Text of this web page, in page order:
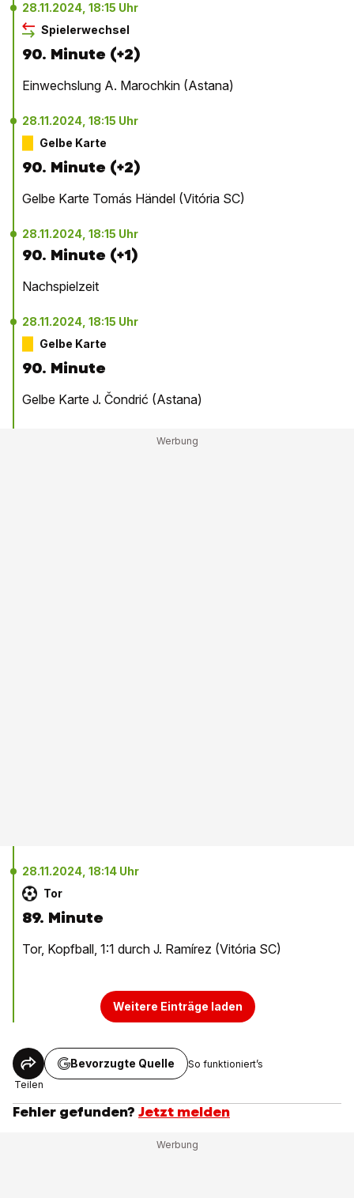
28.11.2024, 18:15 Uhr
Spielerwechsel
90. Minute (+2)
Einwechslung A. Marochkin (Astana)
28.11.2024, 18:15 Uhr
Gelbe Karte
90. Minute (+2)
Gelbe Karte Tomás Händel (Vitória SC)
28.11.2024, 18:15 Uhr
90. Minute (+1)
Nachspielzeit
28.11.2024, 18:15 Uhr
Gelbe Karte
90. Minute
Gelbe Karte J. Čondrić (Astana)
28.11.2024, 18:14 Uhr
Tor
89. Minute
Tor, Kopfball, 1:1 durch J. Ramírez (Vitória SC)
Weitere Einträge laden
Teilen
Bevorzugte Quelle So funktioniert’s
Fehler gefunden? Jetzt melden